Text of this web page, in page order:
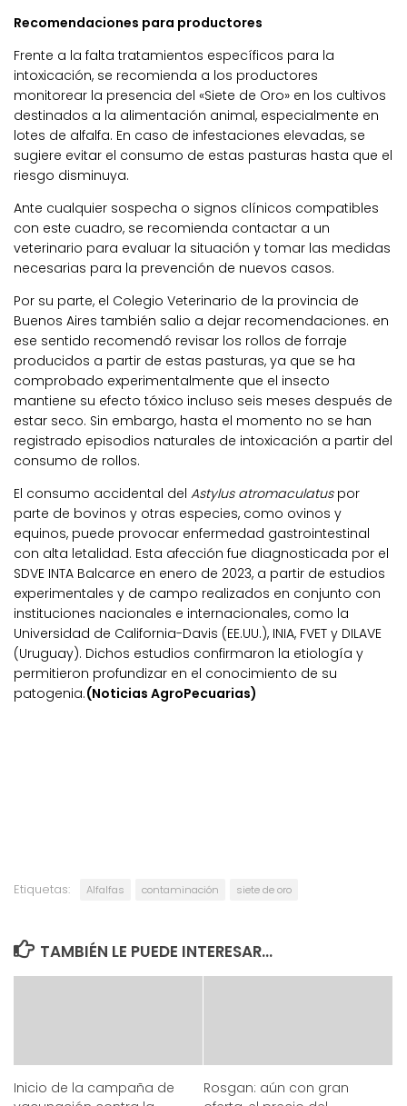
Recomendaciones para productores
Frente a la falta tratamientos específicos para la
intoxicación, se recomienda a los productores
monitorear la presencia del «Siete de Oro» en los cultivos
destinados a la alimentación animal, especialmente en
lotes de alfalfa. En caso de infestaciones elevadas, se
sugiere evitar el consumo de estas pasturas hasta que el
riesgo disminuya.
Ante cualquier sospecha o signos clínicos compatibles
con este cuadro, se recomienda contactar a un
veterinario para evaluar la situación y tomar las medidas
necesarias para la prevención de nuevos casos.
Por su parte, el Colegio Veterinario de la provincia de
Buenos Aires también salio a dejar recomendaciones. en
ese sentido recomendó revisar los rollos de forraje
producidos a partir de estas pasturas, ya que se ha
comprobado experimentalmente que el insecto
mantiene su efecto tóxico incluso seis meses después de
estar seco. Sin embargo, hasta el momento no se han
registrado episodios naturales de intoxicación a partir del
consumo de rollos.
El consumo accidental del Astylus atromaculatuspor
parte de bovinos y otras especies, como ovinos y
equinos, puede provocar enfermedad gastrointestinal
con alta letalidad. Esta afección fue diagnosticada por el
SDVE INTA Balcarce en enero de 2023, a partir de estudios
experimentales y de campo realizados en conjunto con
instituciones nacionales e internacionales, como la
Universidad de California-Davis (EE.UU.), INIA, FVET y DILAVE
(Uruguay). Dichos estudios confirmaron la etiología y
permitieron profundizar en el conocimiento de su
patogenia.(Noticias AgroPecuarias)
Etiquetas: Alfalfas contaminación siete de oro
TAMBIÉN LE PUEDE INTERESAR...
Inicio de la campaña de
Rosgan: aún con gran